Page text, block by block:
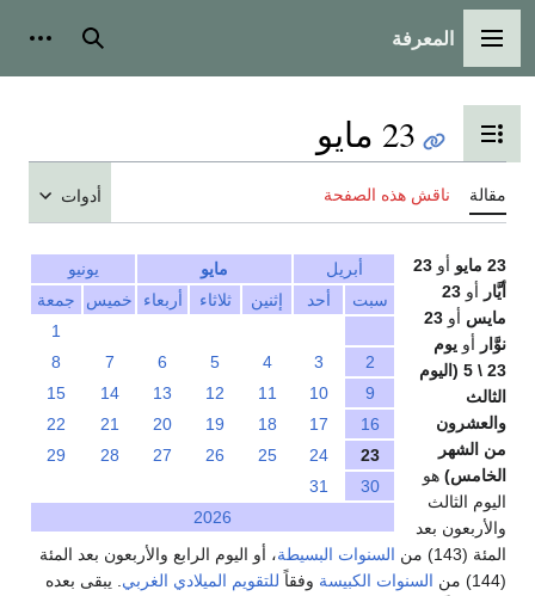
القائمة الرئيسية
المعرفة بحث
تبديل عرض جدول المحتويات
23 مايو
مقالة ناقش هذه الصفحة أدوات
أبريل مايو
يونيو
سبت
أحد إثنين ثلاثاء أربعاء خميس
جمعة
1
2
3
4
5
6
7
8
9
10
11
12
13
14
15
16
17
18
19
20
21
22
23
24
25
26
27
28
29
30
31
2026
23 مايو أو 23
أيَّار أو 23
مايس أو 23
نوَّار أو يوم
23 \ 5 (اليوم
الثالث
والعشرون
من الشهر
الخامس) هو
اليوم الثالث
والأربعون بعد
المئة (143) من
السنوات البسيطة، أو اليوم الرابع والأربعون بعد المئة
(144) من
السنوات الكبيسة وفقاً للتقويم الميلادي الغربي . يبقى بعده